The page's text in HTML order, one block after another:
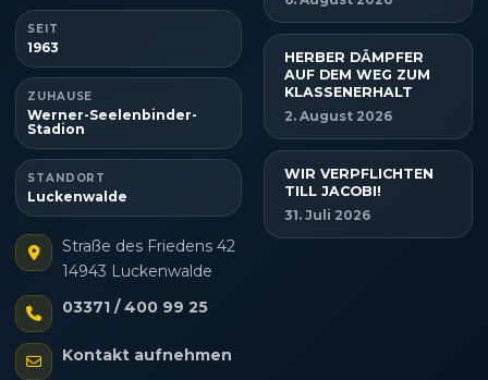
SEIT
1963
ZUHAUSE
Werner-Seelenbinder-
Stadion
STANDORT
Luckenwalde
Straße des Friedens 42
14943 Luckenwalde
03371 / 400 99 25
Kontakt aufnehmen
HERBER DÄMPFER
AUF DEM WEG ZUM
KLASSENERHALT
2. August 2026
WIR VERPFLICHTEN
TILL JACOBI!
31. Juli 2026